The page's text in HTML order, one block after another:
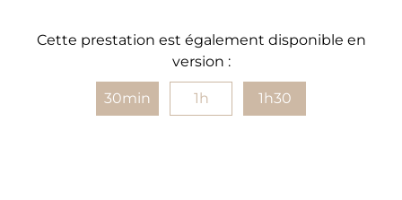
Cette prestation est également disponible en
version :
30min 1h 1h30